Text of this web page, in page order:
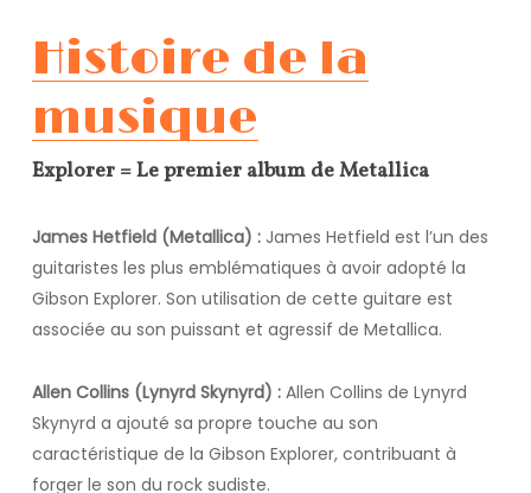
Histoire de la
musique
Explorer = Le premier album de Metallica
James Hetfield (Metallica) :James Hetfield est l’un des
guitaristes les plus emblématiques à avoir adopté la
Gibson Explorer. Son utilisation de cette guitare est
associée au son puissant et agressif de Metallica.
Allen Collins (Lynyrd Skynyrd) :Allen Collins de Lynyrd
Skynyrd a ajouté sa propre touche au son
caractéristique de la Gibson Explorer, contribuant à
forger le son du rock sudiste.